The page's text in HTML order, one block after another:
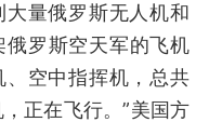
量俄罗斯无人机和
俄罗斯空天军的飞机
空中指挥机，总共
正在飞行。”美国方